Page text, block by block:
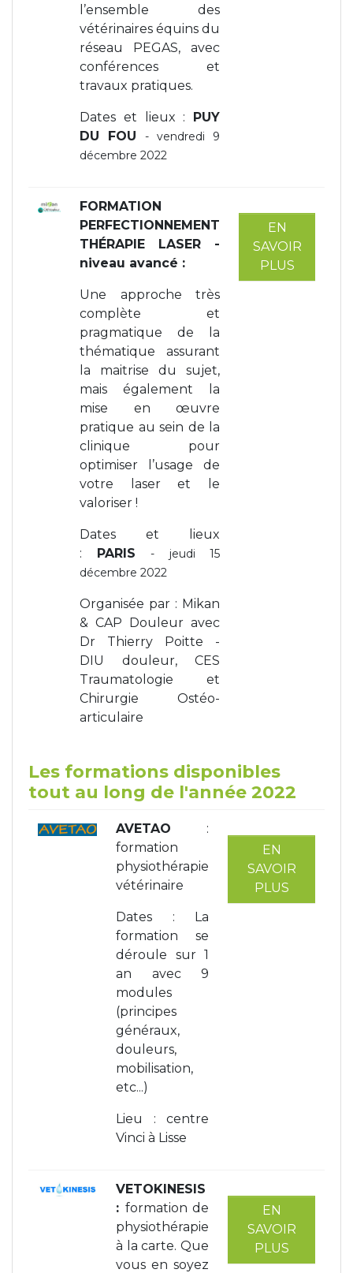
l’ensemble des
vétérinaires équins du
réseau PEGAS, avec
conférences et
travaux pratiques.
Dates et lieux : PUY
DU FOU
- vendredi 9
décembre 2022
FORMATION
PERFECTIONNEMENT
THÉRAPIE LASER -
niveau avancé :
Une approche très
complète et
pragmatique de la
thématique assurant
la maitrise du sujet,
mais également la
mise en œuvre
pratique au sein de la
clinique pour
optimiser l’usage de
votre laser et le
valoriser !
Dates et lieux
: PARIS
- jeudi 15
décembre 2022
Organisée par : Mikan
& CAP Douleur avec
Dr Thierry Poitte -
DIU douleur, CES
Traumatologie et
Chirurgie Ostéo-
articulaire
EN
SAVOIR
PLUS
Les formations disponibles
tout au long de l'année 2022
AVETAO :
formation
physiothérapie
vétérinaire
Dates : La
formation se
déroule sur 1
an avec 9
modules
(principes
généraux,
douleurs,
mobilisation,
etc...)
Lieu : centre
Vinci à Lisse
EN
SAVOIR
PLUS
VETOKINESIS
: formation de
physiothérapie
à la carte. Que
vous en soyez
EN
SAVOIR
PLUS